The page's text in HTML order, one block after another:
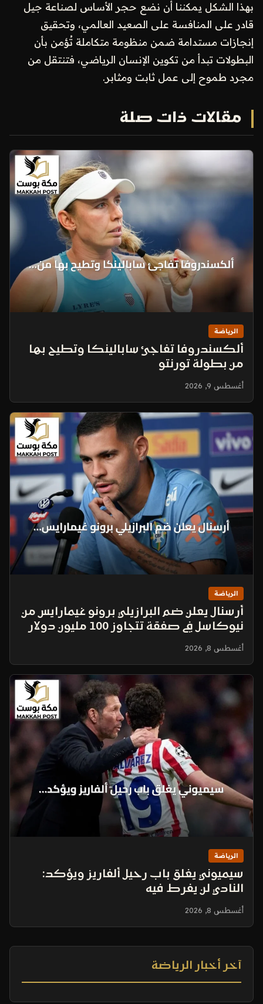
بهذا الشكل يمكننا أن نضع حجر الأساس لصناعة جيل
قادر على المنافسة على الصعيد العالمي، وتحقيق
إنجازات مستدامة ضمن منظومة متكاملة تُؤمن بأن
البطولات تبدأ من تكوين الإنسان الرياضي، فتنتقل من
مجرد طموح إلى عمل ثابت ومثابر.
مقالات ذات صلة
الرياضة
ألكسندروفا تفاجئ سابالينكا وتطيح بها
من بطولة تورنتو
أغسطس 9, 2026
الرياضة
أرسنال يعلن ضم البرازيلي برونو غيمارايس من
نيوكاسل في صفقة تتجاوز 100 مليون دولار
أغسطس 8, 2026
الرياضة
سيميوني يغلق باب رحيل ألفاريز ويؤكد:
النادي لن يفرط فيه
أغسطس 8, 2026
آخر أخبار الرياضة